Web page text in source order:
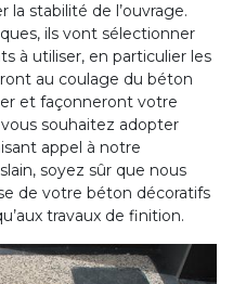
la stabilité de l’ouvrage.
ils vont sélectionner
à utiliser, en particulier les
au coulage du béton
et façonneront votre
souhaitez adopter
appel à notre
soyez sûr que nous
de votre béton décoratifs
travaux de finition.